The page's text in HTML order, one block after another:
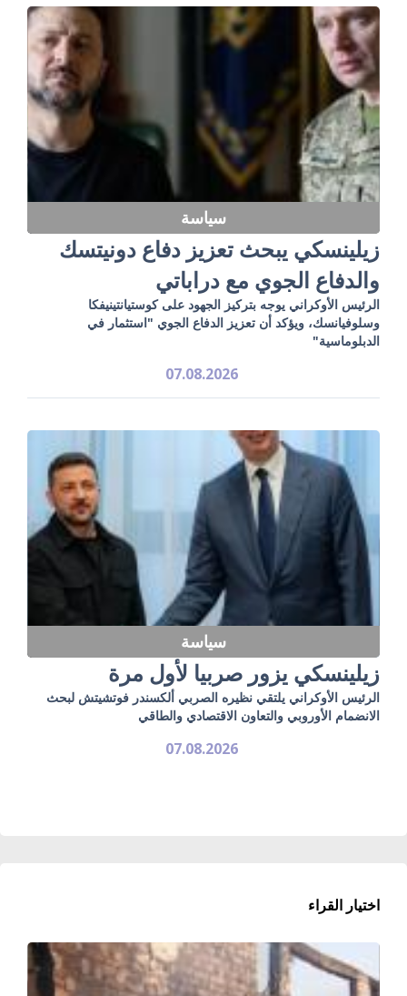
سياسة
زيلينسكي يبحث تعزيز دفاع دونيتسك
والدفاع الجوي مع دراباتي
الرئيس الأوكراني يوجه بتركيز الجهود على كوستيانتينيفكا
وسلوفيانسك، ويؤكد أن تعزيز الدفاع الجوي "استثمار في
الدبلوماسية"
07.08.2026
سياسة
زيلينسكي يزور صربيا لأول مرة
الرئيس الأوكراني يلتقي نظيره الصربي ألكسندر فوتشيتش لبحث
الانضمام الأوروبي والتعاون الاقتصادي والطاقي
07.08.2026
اختيار القراء